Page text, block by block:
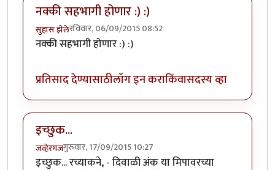
नक्की सहभागी होणार :) :)
सुहास झेलेरविवार, 06/09/2015 08:52
नक्की सहभागी होणार :) :)
प्रतिसाद देण्यासाठीलॉग इन कराकिंवासदस्य व्हा
इच्छुक...
जव्हेरगंजगुरुवार, 17/09/2015 10:27
इच्छुक... रच्याकने, - दिवाळी अंक या मिपावरच्या